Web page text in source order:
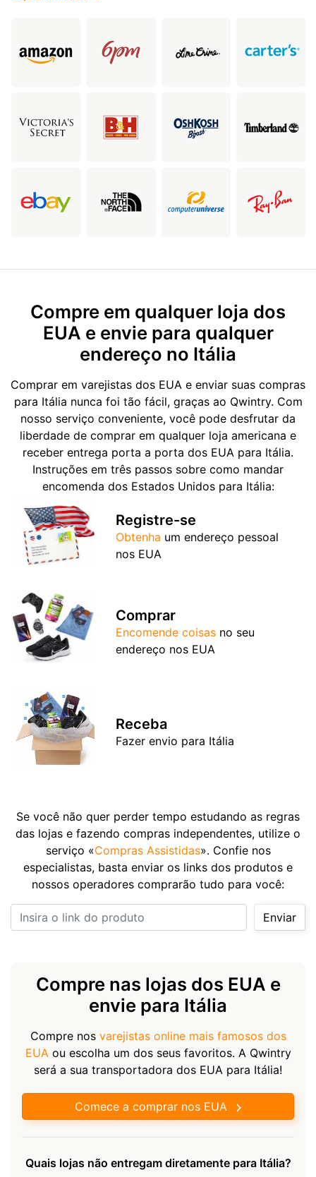
Compre em qualquer loja dos
EUA e envie para qualquer
endereço no Itália
Comprar em varejistas dos EUA e enviar suas compras
para Itália nunca foi tão fácil, graças ao Qwintry. Com
nosso serviço conveniente, você pode desfrutar da
liberdade de comprar em qualquer loja americana e
receber entrega porta a porta dos EUA para Itália.
Instruções em três passos sobre como mandar
encomenda dos Estados Unidos para Itália:
Registre-se
Obtenha um endereço pessoal
nos EUA
Comprar
Encomende coisas no seu
endereço nos EUA
Receba
Fazer envio para Itália
Se você não quer perder tempo estudando as regras
das lojas e fazendo compras independentes, utilize o
serviço «Compras Assistidas». Confie nos
especialistas, basta enviar os links dos produtos e
nossos operadores comprarão tudo para você:
Insira o link do produto
Enviar
Compre nas lojas dos EUA e
envie para Itália
Compre nos varejistas online mais famosos dos
EUAou escolha um dos seus favoritos. A Qwintry
será a sua transportadora dos EUA para Itália!
Comece a comprar nos EUA
Quais lojas não entregam diretamente para Itália?